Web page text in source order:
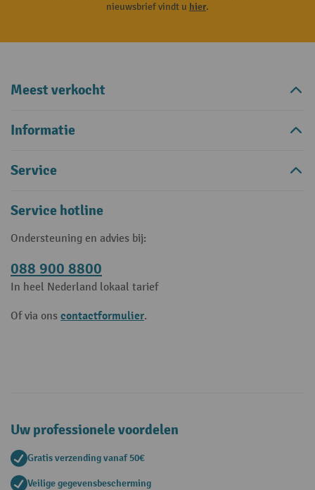
nieuwsbrief vindt u hier.
Meest verkocht
Informatie
Service
Service hotline
Ondersteuning en advies bij:
088 900 8800
In heel Nederland lokaal tarief
Of via ons contactformulier.
Uw professionele voordelen
Gratis verzending vanaf 50€
Veilige gegevensbescherming